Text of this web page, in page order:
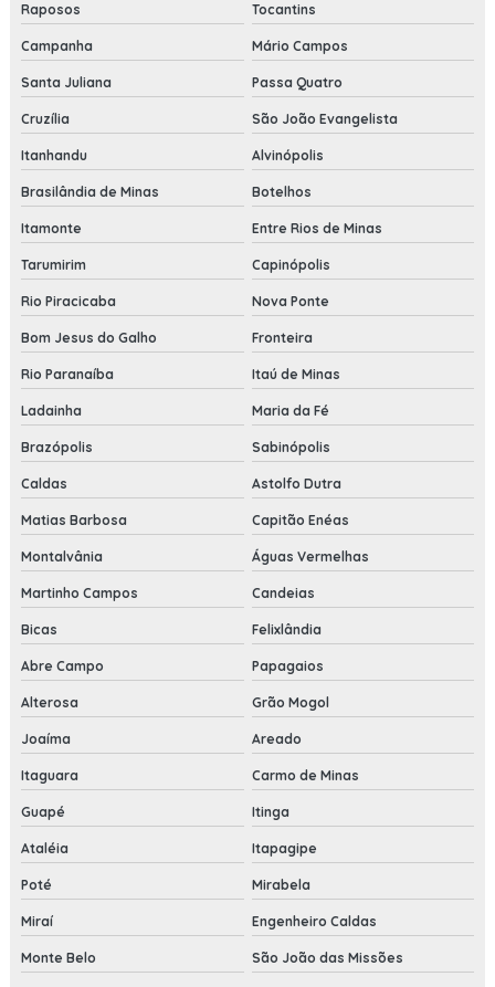
Raposos Tocantins
Campanha Mário Campos
Santa Juliana Passa Quatro
Cruzília São João Evangelista
Itanhandu Alvinópolis
Brasilândia de Minas Botelhos
Itamonte Entre Rios de Minas
Tarumirim Capinópolis
Rio Piracicaba Nova Ponte
Bom Jesus do Galho Fronteira
Rio Paranaíba Itaú de Minas
Ladainha Maria da Fé
Brazópolis Sabinópolis
Caldas Astolfo Dutra
Matias Barbosa Capitão Enéas
Montalvânia Águas Vermelhas
Martinho Campos Candeias
Bicas Felixlândia
Abre Campo Papagaios
Alterosa Grão Mogol
Joaíma Areado
Itaguara Carmo de Minas
Guapé Itinga
Ataléia Itapagipe
Poté Mirabela
Miraí Engenheiro Caldas
Monte Belo São João das Missões